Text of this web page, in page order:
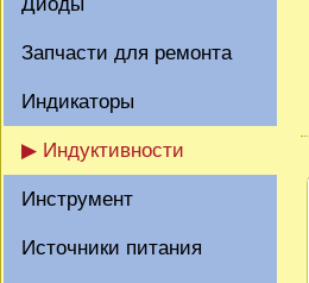
Запчасти для ремонта
Индикаторы
▶ Индуктивности
Инструмент
Источники питания